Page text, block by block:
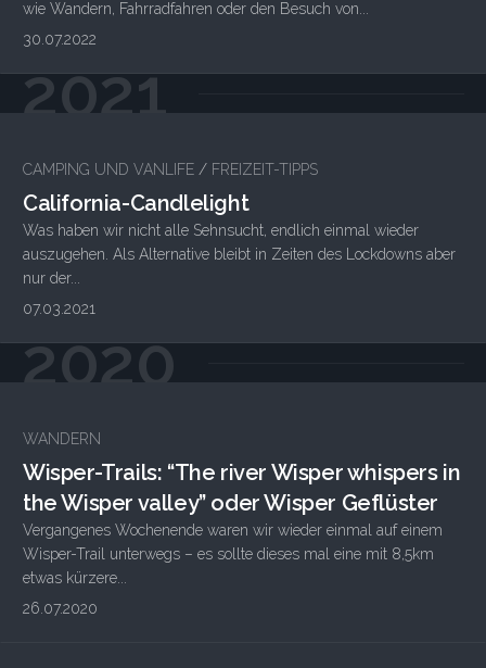
wie Wandern, Fahrradfahren oder den Besuch von...
30.07.2022
2021
CAMPING UND VANLIFE / FREIZEIT-TIPPS
California-Candlelight
Was haben wir nicht alle Sehnsucht, endlich einmal wieder
auszugehen. Als Alternative bleibt in Zeiten des Lockdowns aber
nur der...
07.03.2021
2020
WANDERN
Wisper-Trails: “The river Wisper whispers in
the Wisper valley” oder Wisper Geflüster
Vergangenes Wochenende waren wir wieder einmal auf einem
Wisper-Trail unterwegs – es sollte dieses mal eine mit 8,5km
etwas kürzere...
26.07.2020